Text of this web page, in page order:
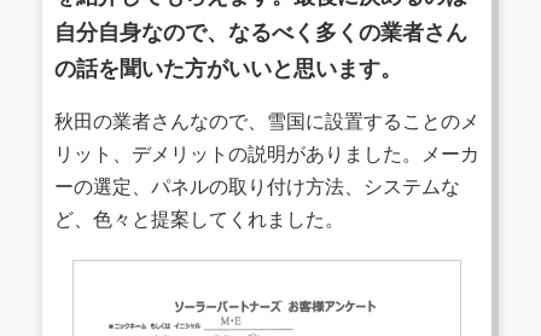
自分自身なので、なるべく多くの業者さん
の話を聞いた方がいいと思います。
秋田の業者さんなので、雪国に設置することのメ
リット、デメリットの説明がありました。メーカ
ーの選定、パネルの取り付け方法、システムな
ど、色々と提案してくれました。